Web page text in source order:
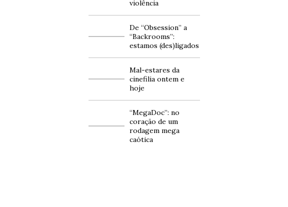
violência
De “Obsession” a
“Backrooms”:
estamos (des)ligados
Mal-estares da
cinefilia ontem e
hoje
“MegaDoc”: no
coração de um
rodagem mega
caótica